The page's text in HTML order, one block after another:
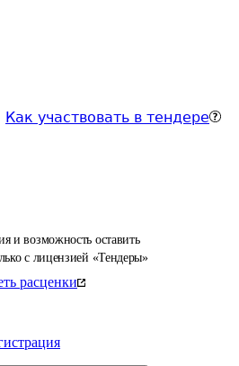
Как участвовать в тендере
и возможность оставить
с лицензией «Тендеры»
расценки